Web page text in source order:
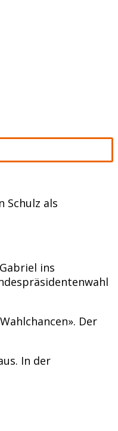
Schulz als
ins
Der
In der